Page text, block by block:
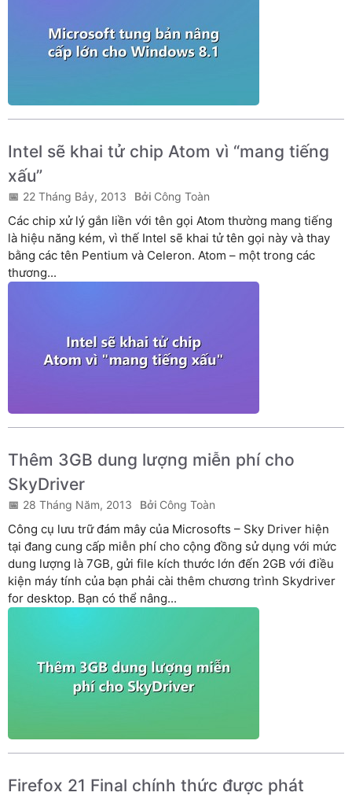
Intel sẽ khai tử chip Atom vì “mang tiếng
xấu”
22 Tháng Bảy, 2013 Công Toàn
Các chip xử lý gắn liền với tên gọi Atom thường mang tiếng
là hiệu năng kém, vì thế Intel sẽ khai tử tên gọi này và thay
bằng các tên Pentium và Celeron. Atom – một trong các
thương...
Thêm 3GB dung lượng miễn phí cho
SkyDriver
28 Tháng Năm, 2013 Công Toàn
Công cụ lưu trữ đám mây của Microsofts – Sky Driver hiện
tại đang cung cấp miễn phí cho cộng đồng sử dụng với mức
dung lượng là 7GB, gửi file kích thước lớn đến 2GB với điều
kiện máy tính của bạn phải cài thêm chương trình Skydriver
for desktop. Bạn có thể nâng...
Firefox 21 Final chính thức được phát